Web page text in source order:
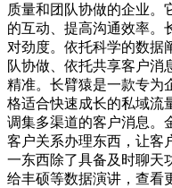
质量和团队协做的企业。
的互动、提高沟通效率。
对劲度。依托科学的数据
队协做、依托共享客户消
精准。长臂猿是一款专为
格适合快速成长的私域流
调集多渠道的客户消息。
客户关系办理东西，让客
一东西除了具备及时聊天
给丰硕等数据演讲，查看